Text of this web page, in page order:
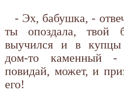
- Эх, бабушка, -
ты опоздала, твой
выучился и в купцы
дом-то каменный -
повидай, может, и
его!